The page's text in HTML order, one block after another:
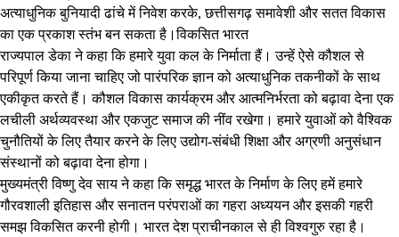
अत्याधुनिक बुनियादी ढांचे में निवेश करके, छत्तीसगढ़ समावेशी और सतत विकास
का एक प्रकाश स्तंभ बन सकता है।विकसित भारत
राज्यपाल डेका ने कहा कि हमारे युवा कल के निर्माता हैं। उन्हें ऐसे कौशल से
परिपूर्ण किया जाना चाहिए जो पारंपरिक ज्ञान को अत्याधुनिक तकनीकों के साथ
एकीकृत करते हैं। कौशल विकास कार्यक्रम और आत्मनिर्भरता को बढ़ावा देना एक
लचीली अर्थव्यवस्था और एकजुट समाज की नींव रखेगा। हमारे युवाओं को वैश्विक
चुनौतियों के लिए तैयार करने के लिए उद्योग-संबंधी शिक्षा और अग्रणी अनुसंधान
संस्थानों को बढ़ावा देना होगा।
मुख्यमंत्री विष्णु देव साय ने कहा कि समृद्ध भारत के निर्माण के लिए हमें हमारे
गौरवशाली इतिहास और सनातन परंपराओं का गहरा अध्ययन और इसकी गहरी
समझ विकसित करनी होगी। भारत देश प्राचीनकाल से ही विश्वगुरु रहा है।